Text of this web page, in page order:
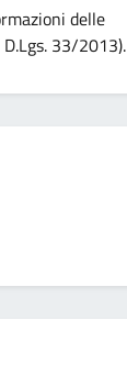
delle
33/2013).